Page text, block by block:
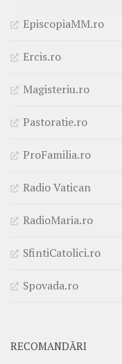
EpiscopiaMM.ro
Ercis.ro
Magisteriu.ro
Pastoratie.ro
ProFamilia.ro
Radio Vatican
RadioMaria.ro
SfintiCatolici.ro
Spovada.ro
RECOMANDĂRI